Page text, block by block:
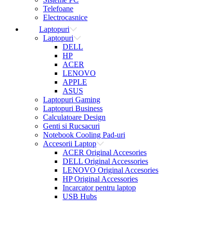
Telefoane
Electrocasnice
Laptopuri
Laptopuri
DELL
HP
ACER
LENOVO
APPLE
ASUS
Laptopuri Gaming
Laptopuri Business
Calculatoare Design
Genti si Rucsacuri
Notebook Cooling Pad-uri
Accesorii Laptop
ACER Original Accesories
DELL Original Accessories
LENOVO Original Accesories
HP Original Accessories
Incarcator pentru laptop
USB Hubs